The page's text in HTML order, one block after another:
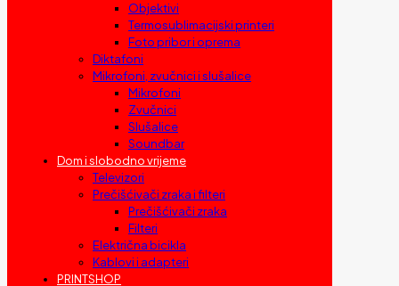
Objektivi
Termosublimacijski printeri
Foto pribor i oprema
Diktafoni
Mikrofoni, zvučnici i slušalice
Mikrofoni
Zvučnici
Slušalice
Soundbar
Dom i slobodno vrijeme
Televizori
Prečišćivači zraka i filteri
Prečišćivači zraka
Filteri
Električna bicikla
Kablovi i adapteri
PRINTSHOP